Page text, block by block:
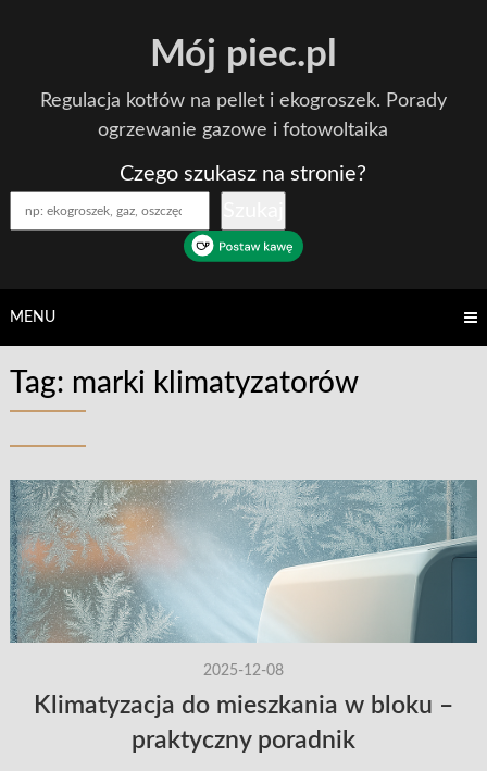
Mój piec.pl
Regulacja kotłów na pellet i ekogroszek. Porady
ogrzewanie gazowe i fotowoltaika
Czego szukasz na stronie?
MENU
Tag: marki klimatyzatorów
2025-12-08
Klimatyzacja do mieszkania w bloku –
praktyczny poradnik